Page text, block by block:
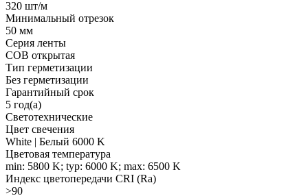
320 шт/м
Минимальный отрезок
50 мм
Серия ленты
COB открытая
Тип герметизации
Без герметизации
Гарантийный срок
5 год(а)
Светотехнические
Цвет свечения
White | Белый 6000 K
Цветовая температура
min: 5800 K; typ: 6000 K; max: 6500 K
Индекс цветопередачи CRI (Ra)
>90